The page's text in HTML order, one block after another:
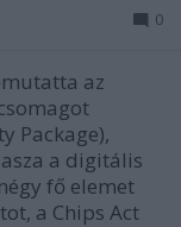
0
az
Package),
a digitális
fő elemet
a Chips Act